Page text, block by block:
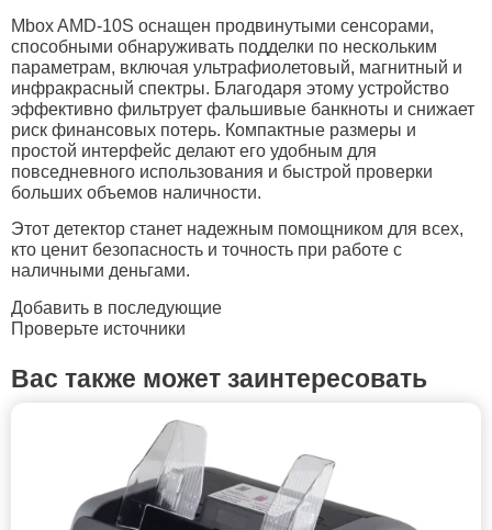
Mbox AMD-10S оснащен продвинутыми сенсорами,
способными обнаруживать подделки по нескольким
параметрам, включая ультрафиолетовый, магнитный и
инфракрасный спектры. Благодаря этому устройство
эффективно фильтрует фальшивые банкноты и снижает
риск финансовых потерь. Компактные размеры и
простой интерфейс делают его удобным для
повседневного использования и быстрой проверки
больших объемов наличности.
Этот детектор станет надежным помощником для всех,
кто ценит безопасность и точность при работе с
наличными деньгами.
Добавить в последующие
Проверьте источники
Вас также может заинтересовать